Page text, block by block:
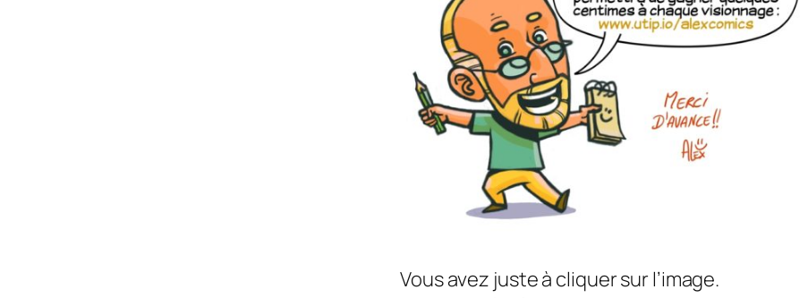
Vous avez juste à cliquer sur l’image.